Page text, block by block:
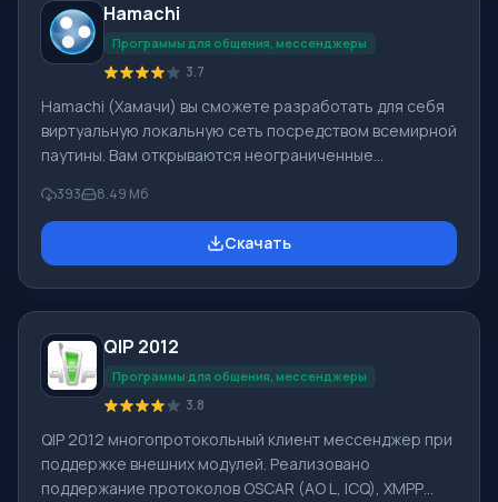
ВКонтакте и мессенджерах ICQ, Gtalk. Mail.Ru Агент по
Hamachi
Программы для общения, мессенджеры
3.7
Hamachi (Хамачи) вы сможете разработать для себя
виртуальную локальную сеть посредством всемирной
паутины. Вам открываются неограниченные
сети, Shared документ. Заметьте, что играть вы
можете с «не официальным» ключом или даже с
помощью crack. Важным фактом является то, что
Программа Хамачи доступна для скачивания с нашего
са
393 8.49 Мб
Скачать
QIP 2012
Программы для общения, мессенджеры
3.8
QIP 2012 многопротокольный клиент мессенджер при
поддержке внешних модулей. Реализовано
поддержание протоколов OSCAR (AO L, ICQ), XMPP